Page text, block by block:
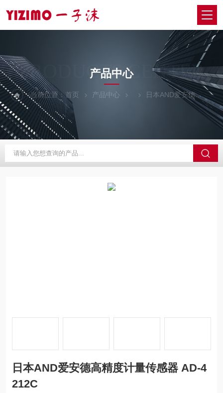
PRODUCTS CENTER
产品中心
当前位置：首页 产品中心 日本AND爱安德 AD-
日本AND爱安德高精度计量传感器 AD-4
212C